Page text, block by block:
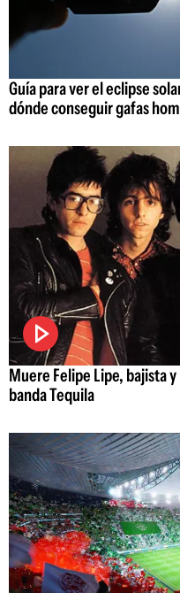
Guía para ver el eclipse
dónde conseguir gafas
Muere Felipe Lipe, bajista
banda Tequila